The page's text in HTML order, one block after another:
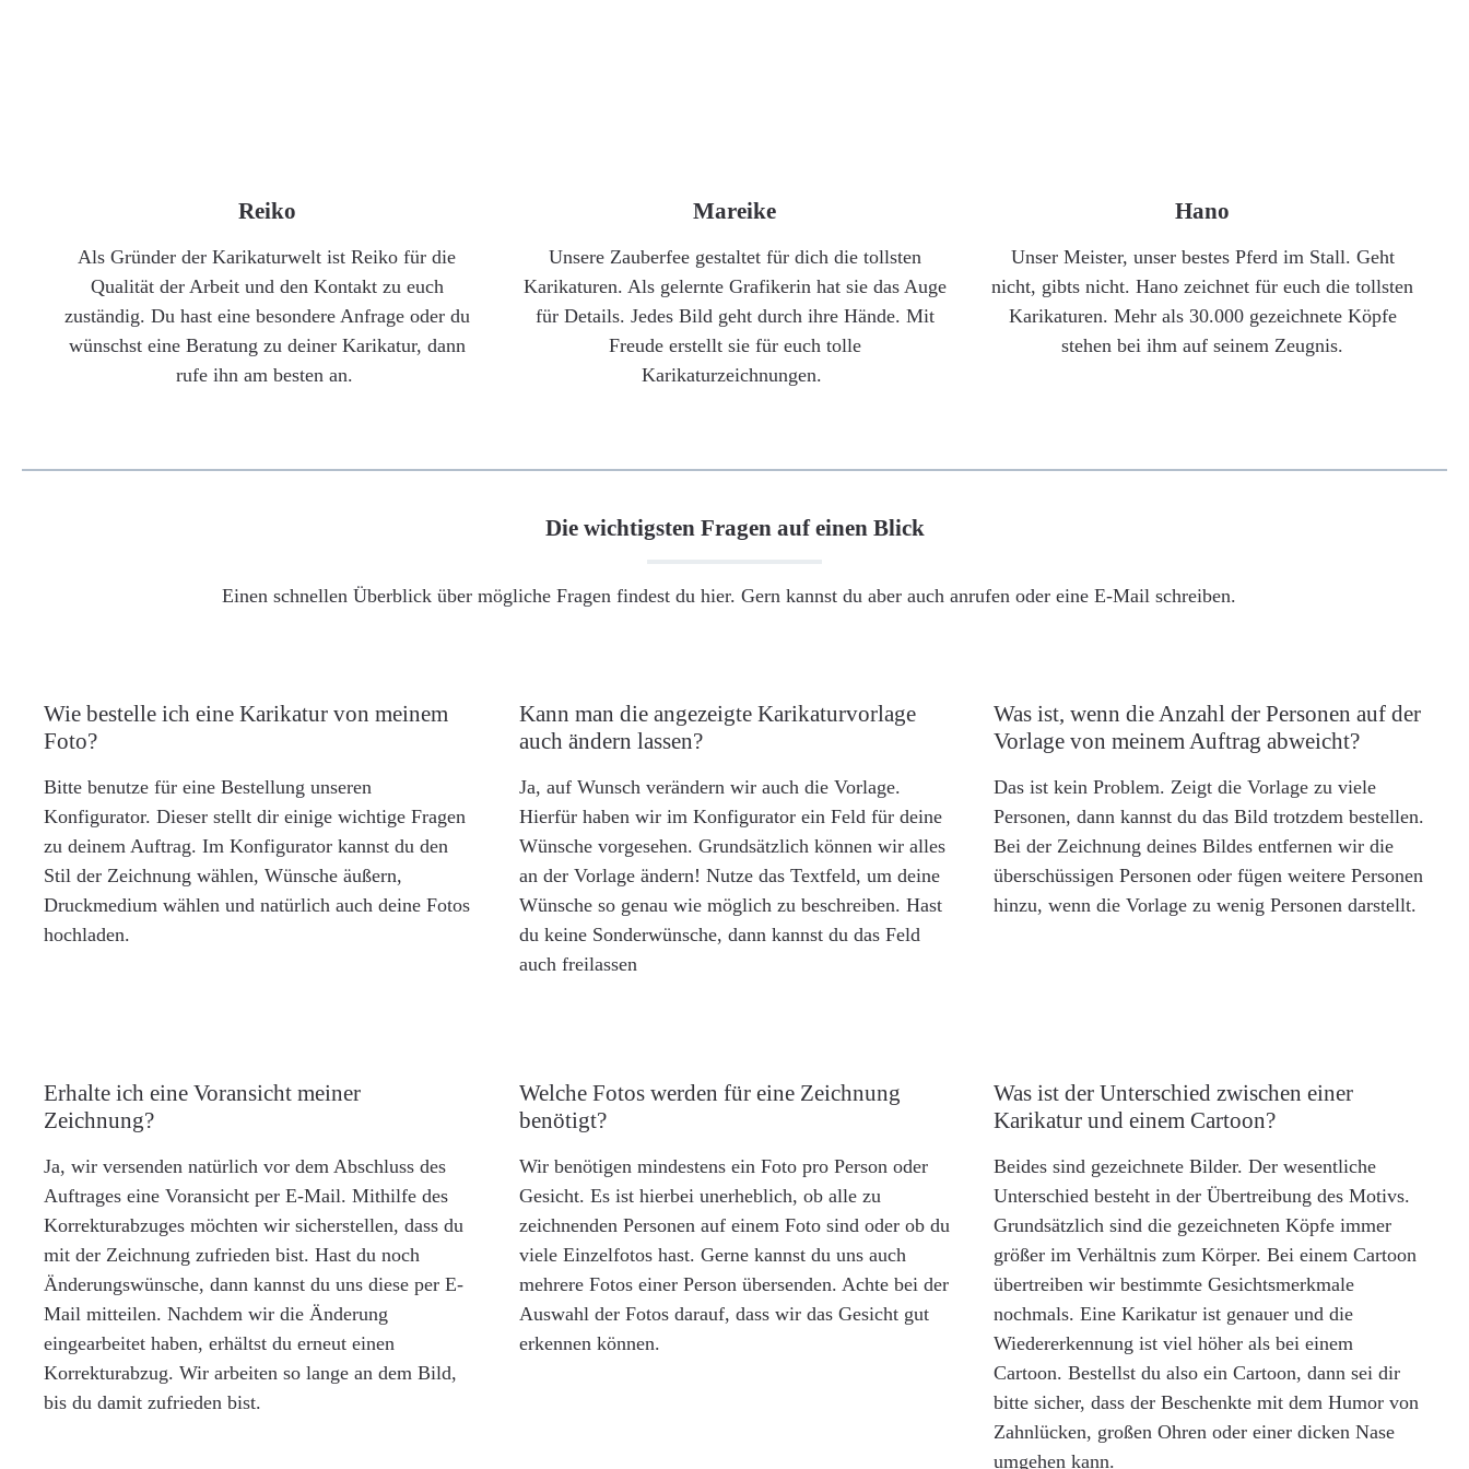
Reiko
Als Gründer der Karikaturwelt ist Reiko für die
Qualität der Arbeit und den Kontakt zu euch
zuständig. Du hast eine besondere Anfrage oder du
wünschst eine Beratung zu deiner Karikatur, dann
rufe ihn am besten an.
Mareike
Unsere Zauberfee gestaltet für dich die tollsten
Karikaturen. Als gelernte Grafikerin hat sie das Auge
für Details. Jedes Bild geht durch ihre Hände. Mit
Freude erstellt sie für euch tolle
Karikaturzeichnungen.
Hano
Unser Meister, unser bestes Pferd im Stall. Geht
nicht, gibts nicht. Hano zeichnet für euch die tollsten
Karikaturen. Mehr als 30.000 gezeichnete Köpfe
stehen bei ihm auf seinem Zeugnis.
Die wichtigsten Fragen auf einen Blick
Einen schnellen Überblick über mögliche Fragen findest du hier. Gern kannst du aber auch anrufen oder eine E-Mail schreiben.
Wie bestelle ich eine Karikatur von meinem
Foto?
Bitte benutze für eine Bestellung unseren
Konfigurator. Dieser stellt dir einige wichtige Fragen
zu deinem Auftrag. Im Konfigurator kannst du den
Stil der Zeichnung wählen, Wünsche äußern,
Druckmedium wählen und natürlich auch deine Fotos
hochladen.
Kann man die angezeigte Karikaturvorlage
auch ändern lassen?
Ja, auf Wunsch verändern wir auch die Vorlage.
Hierfür haben wir im Konfigurator ein Feld für deine
Wünsche vorgesehen. Grundsätzlich können wir alles
an der Vorlage ändern! Nutze das Textfeld, um deine
Wünsche so genau wie möglich zu beschreiben. Hast
du keine Sonderwünsche, dann kannst du das Feld
auch freilassen
Was ist, wenn die Anzahl der Personen auf der
Vorlage von meinem Auftrag abweicht?
Das ist kein Problem. Zeigt die Vorlage zu viele
Personen, dann kannst du das Bild trotzdem bestellen.
Bei der Zeichnung deines Bildes entfernen wir die
überschüssigen Personen oder fügen weitere Personen
hinzu, wenn die Vorlage zu wenig Personen darstellt.
Erhalte ich eine Voransicht meiner
Zeichnung?
Ja, wir versenden natürlich vor dem Abschluss des
Auftrages eine Voransicht per E-Mail. Mithilfe des
Korrekturabzuges möchten wir sicherstellen, dass du
mit der Zeichnung zufrieden bist. Hast du noch
Änderungswünsche, dann kannst du uns diese per E-
Mail mitteilen. Nachdem wir die Änderung
eingearbeitet haben, erhältst du erneut einen
Korrekturabzug. Wir arbeiten so lange an dem Bild,
bis du damit zufrieden bist.
Welche Fotos werden für eine Zeichnung
benötigt?
Wir benötigen mindestens ein Foto pro Person oder
Gesicht. Es ist hierbei unerheblich, ob alle zu
zeichnenden Personen auf einem Foto sind oder ob du
viele Einzelfotos hast. Gerne kannst du uns auch
mehrere Fotos einer Person übersenden. Achte bei der
Auswahl der Fotos darauf, dass wir das Gesicht gut
erkennen können.
Was ist der Unterschied zwischen einer
Karikatur und einem Cartoon?
Beides sind gezeichnete Bilder. Der wesentliche
Unterschied besteht in der Übertreibung des Motivs.
Grundsätzlich sind die gezeichneten Köpfe immer
größer im Verhältnis zum Körper. Bei einem Cartoon
übertreiben wir bestimmte Gesichtsmerkmale
nochmals. Eine Karikatur ist genauer und die
Wiedererkennung ist viel höher als bei einem
Cartoon. Bestellst du also ein Cartoon, dann sei dir
bitte sicher, dass der Beschenkte mit dem Humor von
Zahnlücken, großen Ohren oder einer dicken Nase
umgehen kann.